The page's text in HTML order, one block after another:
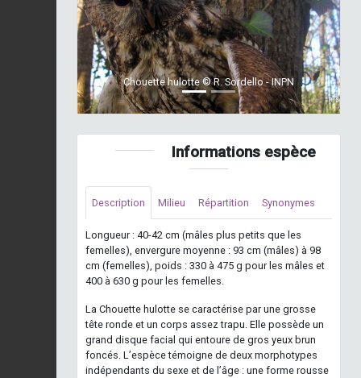
Chouette hulotte © R. Sordello - INPN
Informations espèce
Description Milieu Répartition Synonymes
Longueur : 40-42 cm (mâles plus petits que les
femelles), envergure moyenne : 93 cm (mâles) à 98
cm (femelles), poids : 330 à 475 g pour les mâles et
400 à 630 g pour les femelles.
La Chouette hulotte se caractérise par une grosse
tête ronde et un corps assez trapu. Elle possède un
grand disque facial qui entoure de gros yeux brun
foncés. L’espèce témoigne de deux morphotypes
indépendants du sexe et de l’âge : une forme rousse